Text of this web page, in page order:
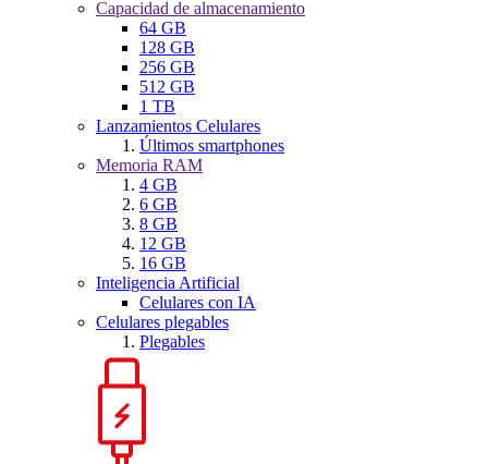
Capacidad de almacenamiento
64 GB
128 GB
256 GB
512 GB
1 TB
Lanzamientos Celulares
Últimos smartphones
Memoria RAM
4 GB
6 GB
8 GB
12 GB
16 GB
Inteligencia Artificial
Celulares con IA
Celulares plegables
Plegables